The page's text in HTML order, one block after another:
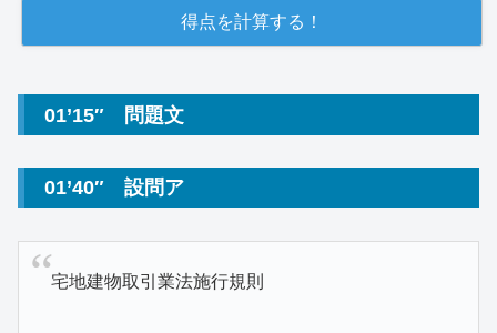
01’15″ 問題文
01’40″ 設問ア
宅地建物取引業法施行規則